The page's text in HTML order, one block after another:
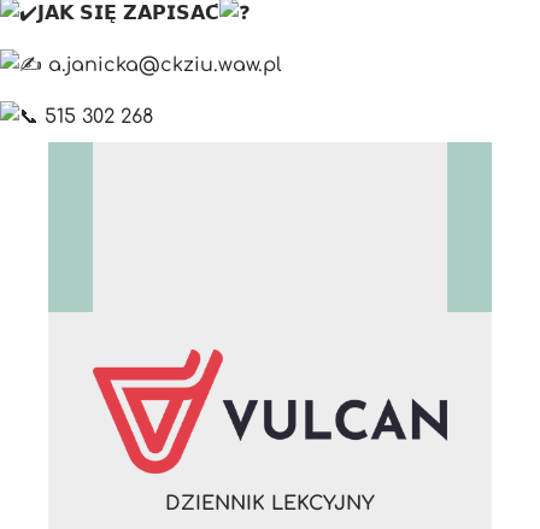
𝗝𝗔𝗞 𝗦𝗜𝗘̨ 𝗭𝗔𝗣𝗜𝗦𝗔𝗖́
a.janicka@ckziu.waw.pl
515 302 268
DZIENNIK LEKCYJNY